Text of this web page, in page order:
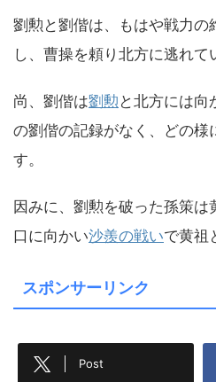
劉勲と劉偕は、もはや戦力の
し、曹操を頼り北方に逃れて
尚、劉偕は劉勲 と北方には向
の劉偕の記録がなく、どの様
す。
因みに、劉勲を破った孫策
口に向かい沙羨の戦いで黄祖
スポンサーリンク
Post